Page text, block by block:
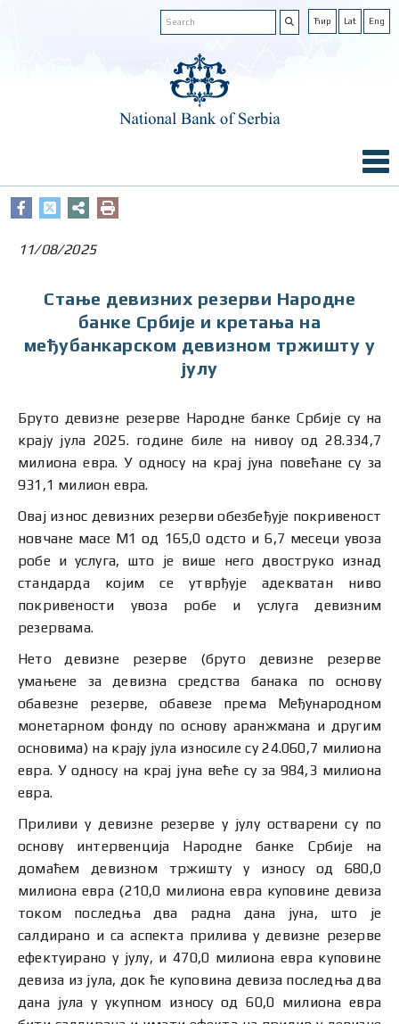
Ћир Lat Eng
11/08/2025
Стање девизних резерви Народне
банке Србије и кретања на
међубанкарском девизном тржишту у
јулу
Бруто девизне резерве Народне банке Србије су на
крају јула 2025. године биле на нивоу од 28.334,7
милиона евра. У односу на крај јуна повећане су за
931,1 милион евра.
Овај износ девизних резерви обезбеђује покривеност
новчане масе M1 од 165,0 одсто и 6,7 месеци увоза
робе и услуга, што је више него двоструко изнад
стандарда којим се утврђује адекватан ниво
покривености увоза робе и услуга девизним
резервама.
Нето девизне резерве (бруто девизне резерве
умањене за девизна средства банака по основу
обавезне резерве, обавезе према Међународном
монетарном фонду по основу аранжмана и другим
основима) на крају јула износиле су 24.060,7 милионa
евра. У односу на крај јуна веће су за 984,3 милионa
евра.
Приливи у девизне резерве у јулу остварени су по
основу интервенција Народне банке Србије на
домаћем девизном тржишту у износу од 680,0
милиона евра (210,0 милиона евра куповине девиза
током последња два радна дана јуна, што је
салдирано и са аспекта прилива у девизне резерве
ефектуирано у јулу, и 470,0 милиона евра куповине
девиза из јула, док ће куповина девиза последња два
дана јула у укупном износу од 60,0 милиона евра